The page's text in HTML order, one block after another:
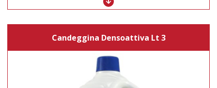
Candeggina Densoattiva Lt 3